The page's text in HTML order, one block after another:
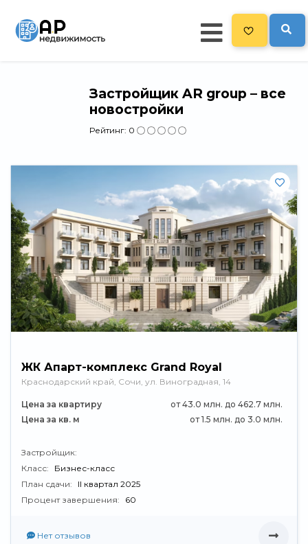
Рекламодателям
Политика конфиденциальности
Карта сайта
Свернуть
Застройщик AR group – все
новостройки
Рейтинг: 0
ЖК Апарт-комплекс Grand Royal
Краснодарский край, Сочи, ул. Виноградная, 14
Цена за квартиру
от 43.0 млн. до 462.7 млн.
Цена за кв. м
от 1.5 млн. до 3.0 млн.
Застройщик:
Класс:
Бизнес-класс
План сдачи:
II квартал 2025
Процент завершения:
60
Нет отзывов